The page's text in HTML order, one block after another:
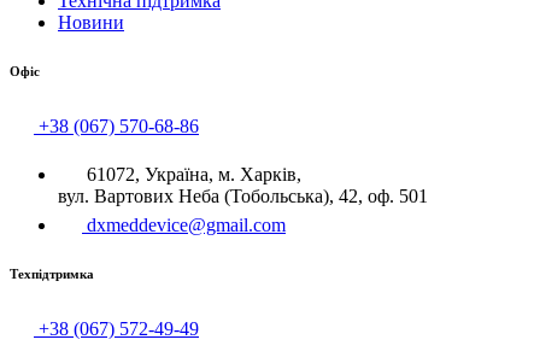
Новини
Офіс
+38 (067) 570-68-86
61072, Україна, м. Харків,
вул. Вартових Неба (Тобольська), 42, оф. 501
dxmeddevice@gmail.com
Техпідтримка
+38 (067) 572-49-49